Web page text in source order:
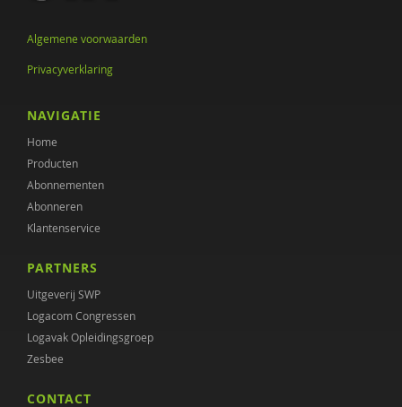
Algemene voorwaarden
Privacyverklaring
NAVIGATIE
Home
Producten
Abonnementen
Abonneren
Klantenservice
PARTNERS
Uitgeverij SWP
Logacom Congressen
Logavak Opleidingsgroep
Zesbee
CONTACT